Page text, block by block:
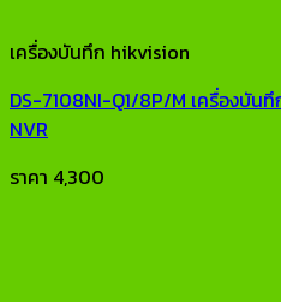
เครื่องบันทึก hikvision
DS-7108NI-Q1/8P/M เครื่องบัน
NVR
ราคา 4,300